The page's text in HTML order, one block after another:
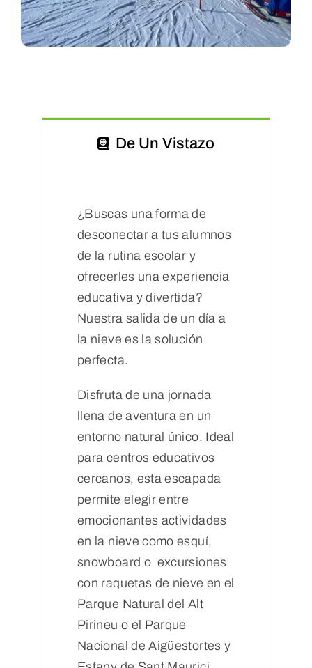
De Un Vistazo
¿Buscas una forma de
desconectar a tus alumnos
de la rutina escolar y
ofrecerles una experiencia
educativa y divertida?
Nuestra salida de un día a
la nieve es la solución
perfecta.
Disfruta de una jornada
llena de aventura en un
entorno natural único. Ideal
para centros educativos
cercanos, esta escapada
permite elegir entre
emocionantes actividades
en la nieve como esquí,
snowboard o excursiones
con raquetas de nieve en el
Parque Natural del Alt
Pirineu o el Parque
Nacional de Aigüestortes y